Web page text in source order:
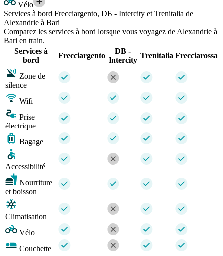
Vélo
Services à bord Frecciargento, DB - Intercity et Trenitalia de
Alexandrie à Bari
Comparez les services à bord lorsque vous voyagez de Alexandrie à
Bari en train.
Services à
bord
Frecciargento
DB -
Intercity
Trenitalia Frecciarossa
Zone de
silence
Wifi
Prise
électrique
Bagage
Accessibilité
Nourriture
et boisson
Climatisation
Vélo
Couchette